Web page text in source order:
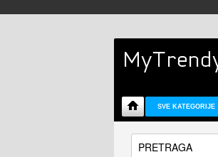
SVE KATEGORIJE